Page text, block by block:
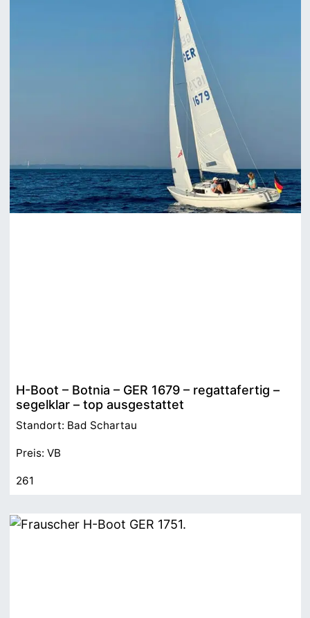
H-Boot – Botnia – GER 1679 – regattafertig –
segelklar – top ausgestattet
Standort: Bad Schartau
Preis: VB
261